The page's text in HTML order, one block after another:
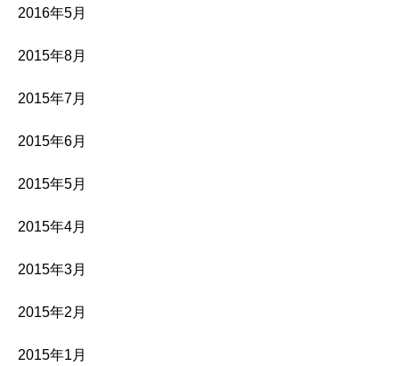
2016年5月
2015年8月
2015年7月
2015年6月
2015年5月
2015年4月
2015年3月
2015年2月
2015年1月